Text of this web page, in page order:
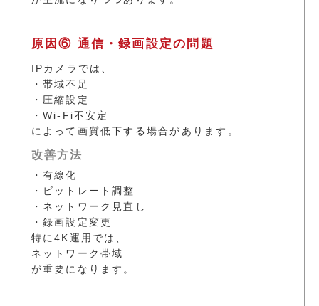
原因⑥ 通信・録画設定の問題
IPカメラでは、
・帯域不足
・圧縮設定
・Wi-Fi不安定
によって画質低下する場合があります。
改善方法
・有線化
・ビットレート調整
・ネットワーク見直し
・録画設定変更
特に4K運用では、
ネットワーク帯域
が重要になります。